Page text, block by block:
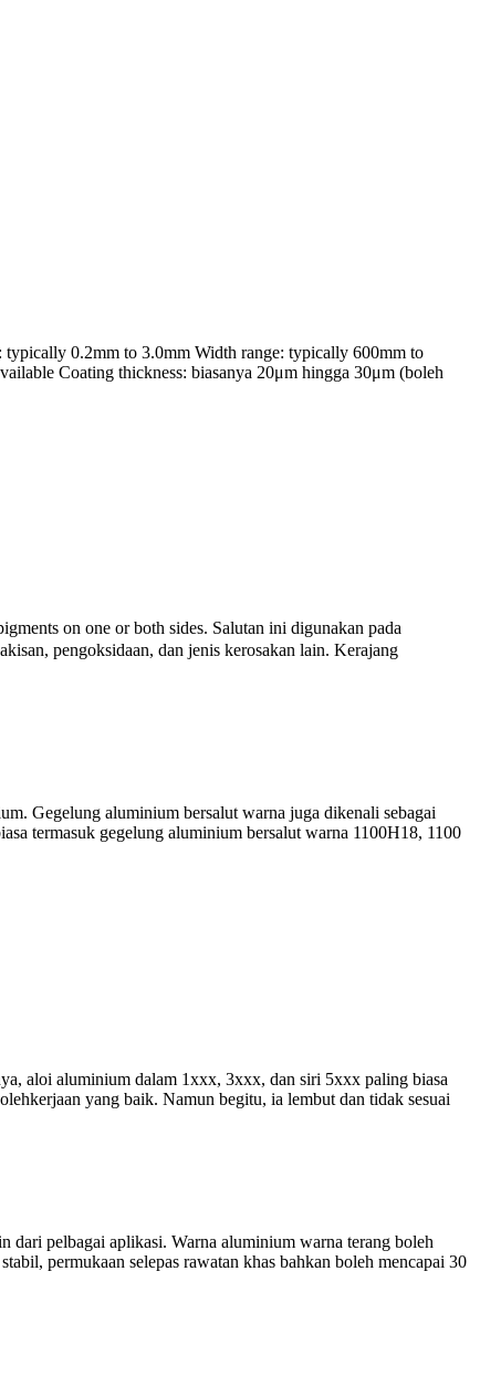
typically 0.2mm to 3.0mm Width range: typically 600mm to
Coating thickness: biasanya 20μm hingga 30μm (boleh
on one or both sides. Salutan ini digunakan pada
pengoksidaan, dan jenis kerosakan lain. Kerajang
Gegelung aluminium bersalut warna juga dikenali sebagai
termasuk gegelung aluminium bersalut warna 1100H18, 1100
aloi aluminium dalam 1xxx, 3xxx, dan siri 5xxx paling biasa
yang baik. Namun begitu, ia lembut dan tidak sesuai
dari pelbagai aplikasi. Warna aluminium warna terang boleh
permukaan selepas rawatan khas bahkan boleh mencapai 30